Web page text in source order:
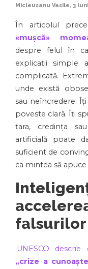
Micleusanu Vasile, 3
În articolul
«mușcă»
despre felul în
explicații simple
complicată.
unde există
sau neîncredere.
poveste clară. Îți
țara, credința
artificială poate
suficient de
ca mintea să apuce
falsurilor
UNESCO
„crize a